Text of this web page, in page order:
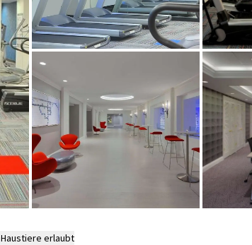
Haustiere erlaubt